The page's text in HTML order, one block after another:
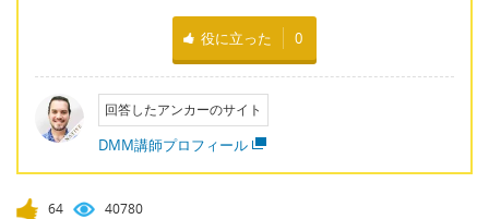
役に立った 0
回答したアンカーのサイト
DMM講師プロフィール
64 40780